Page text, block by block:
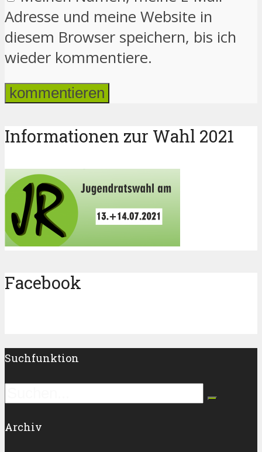
Adresse und meine Website in
diesem Browser speichern, bis ich
wieder kommentiere.
Informationen zur Wahl 2021
Facebook
Suchfunktion
Archiv